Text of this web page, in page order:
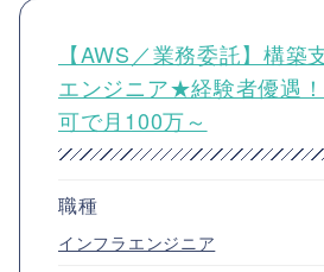
【AWS／業務委託】構築
エンジニア★経験者優遇
可で月100万～
職種
インフラエンジニア